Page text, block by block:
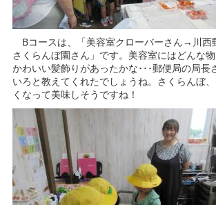
Bコースは、「美容室クローバーさん→川
さくらんぼ園さん」です。美容室にはどんな
かわいい髪飾りがあったかな･･･郵便局の局長
いろと教えてくれたでしょうね。さくらんぼ
くなって美味しそうですね！